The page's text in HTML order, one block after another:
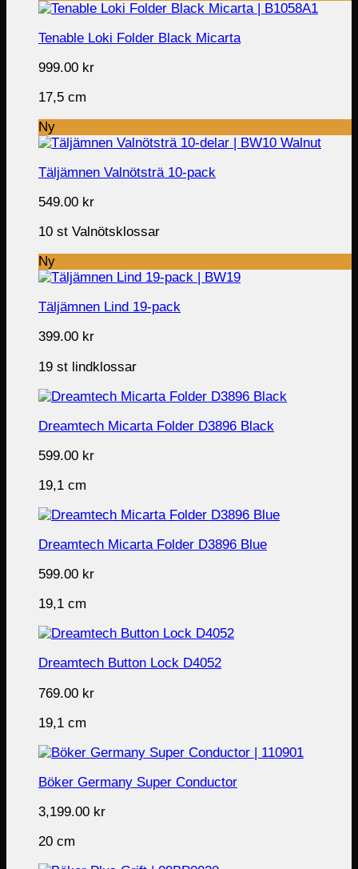
Tenable Loki Folder Black Micarta
999.00 kr
17,5 cm
Ny
Täljämnen Valnötsträ 10-pack
549.00 kr
10 st Valnötsklossar
Ny
Täljämnen Lind 19-pack
399.00 kr
19 st lindklossar
Dreamtech Micarta Folder D3896 Black
599.00 kr
19,1 cm
Dreamtech Micarta Folder D3896 Blue
599.00 kr
19,1 cm
Dreamtech Button Lock D4052
769.00 kr
19,1 cm
Böker Germany Super Conductor
3,199.00 kr
20 cm